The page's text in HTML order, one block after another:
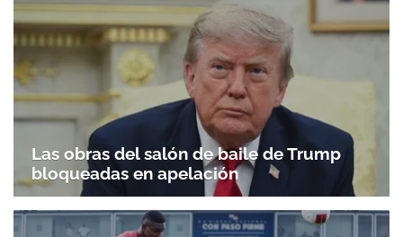
Las obras del salón de baile de Trump
bloqueadas en apelación